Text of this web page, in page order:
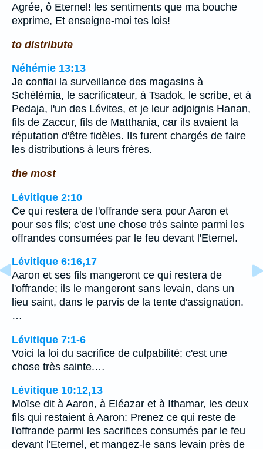
Agrée, ô Eternel! les sentiments que ma bouche
exprime, Et enseigne-moi tes lois!
to distribute
Néhémie 13:13
Je confiai la surveillance des magasins à
Schélémia, le sacrificateur, à Tsadok, le scribe, et à
Pedaja, l'un des Lévites, et je leur adjoignis Hanan,
fils de Zaccur, fils de Matthania, car ils avaient la
réputation d'être fidèles. Ils furent chargés de faire
les distributions à leurs frères.
the most
Lévitique 2:10
Ce qui restera de l'offrande sera pour Aaron et
pour ses fils; c'est une chose très sainte parmi les
offrandes consumées par le feu devant l'Eternel.
Lévitique 6:16,17
Aaron et ses fils mangeront ce qui restera de
l'offrande; ils le mangeront sans levain, dans un
lieu saint, dans le parvis de la tente d'assignation.
…
Lévitique 7:1-6
Voici la loi du sacrifice de culpabilité: c'est une
chose très sainte.…
Lévitique 10:12,13
Moïse dit à Aaron, à Eléazar et à Ithamar, les deux
fils qui restaient à Aaron: Prenez ce qui reste de
l'offrande parmi les sacrifices consumés par le feu
devant l'Eternel, et mangez-le sans levain près de